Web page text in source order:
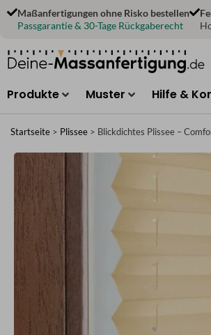
Zum
Inhalt
Maßanfertigungen ohne Risko bestellen
Passgarantie & 30-Tage Rückgaberecht
Produkte Muster Hilfe &
Startseite > Plissee > Blickdichtes Plissee –